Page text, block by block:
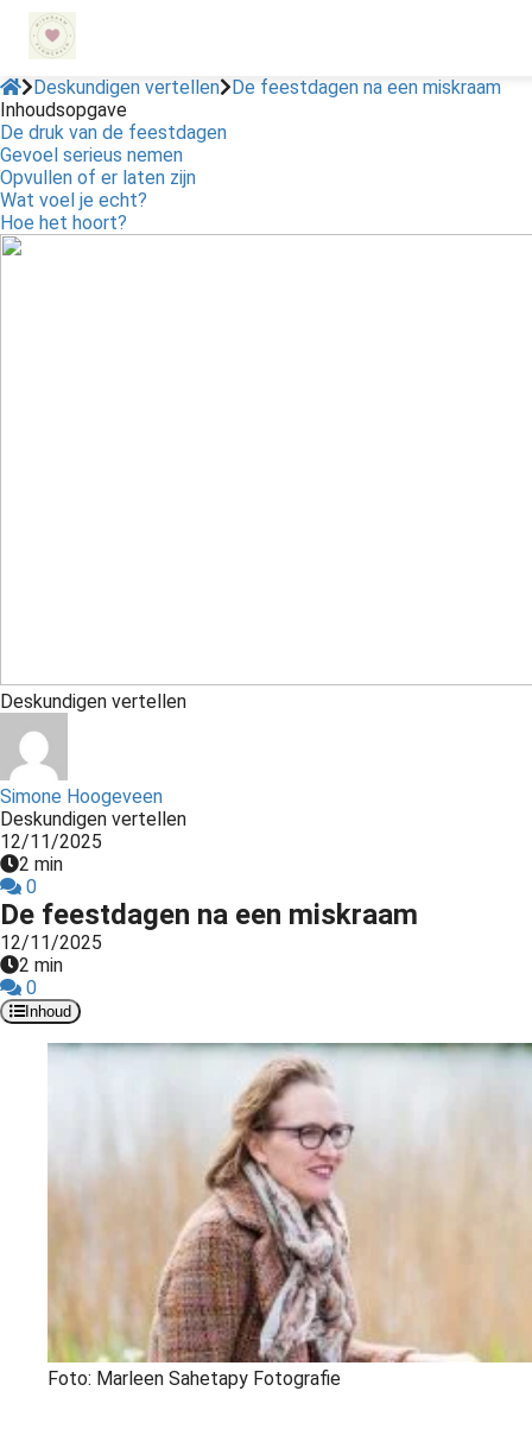
Deskundigen vertellen
De feestdagen na een miskraam
Inhoudsopgave
De druk van de feestdagen
Gevoel serieus nemen
Opvullen of er laten zijn
Wat voel je echt?
Hoe het hoort?
Deskundigen vertellen
Simone Hoogeveen
Deskundigen vertellen
12/11/2025
2 min
0
De feestdagen na een miskraam
12/11/2025
2 min
0
Inhoud
Foto: Marleen Sahetapy Fotografie
policy
worden
om
te
over
van
op
gebruikt
te